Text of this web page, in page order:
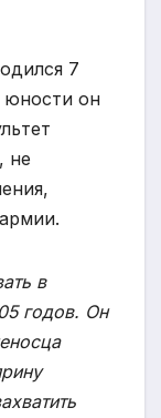
7
юности он
не
в
годов. Он